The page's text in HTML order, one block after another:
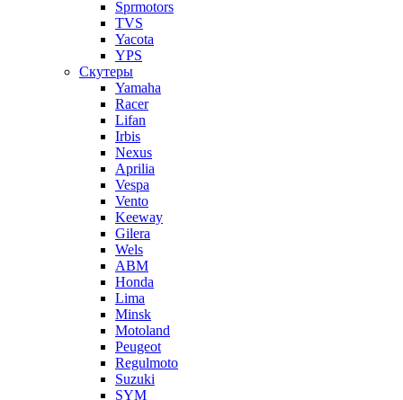
Sprmotors
TVS
Yacota
YPS
Скутеры
Yamaha
Racer
Lifan
Irbis
Nexus
Aprilia
Vespa
Vento
Keeway
Gilera
Wels
ABM
Honda
Lima
Minsk
Motoland
Peugeot
Regulmoto
Suzuki
SYM